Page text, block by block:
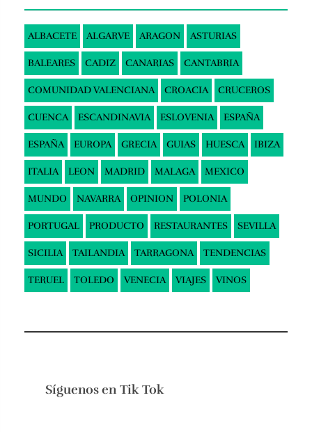
ALBACETE ALGARVE ARAGON ASTURIAS
BALEARES CADIZ CANARIAS CANTABRIA
COMUNIDAD VALENCIANA CROACIA CRUCEROS
CUENCA ESCANDINAVIA ESLOVENIA ESPAÑA
ESPAÑA EUROPA GRECIA GUIAS HUESCA IBIZA
ITALIA LEON MADRID MALAGA MEXICO
MUNDO NAVARRA OPINION POLONIA
PORTUGAL PRODUCTO RESTAURANTES SEVILLA
SICILIA TAILANDIA TARRAGONA TENDENCIAS
TERUEL TOLEDO VENECIA VIAJES VINOS
Síguenos en Tik Tok